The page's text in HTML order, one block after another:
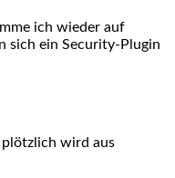
ich wieder auf
sich ein Security-Plugin
plötzlich wird aus